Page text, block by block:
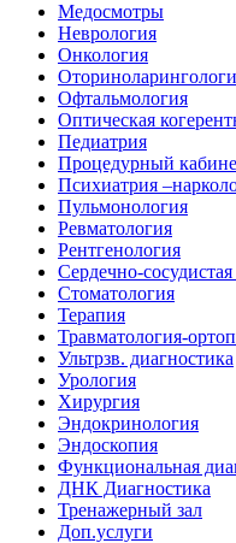
Медосмотры
Неврология
Онкология
Офтальмология
Оптическая
Педиатрия
Процедурный
Психиатрия
Пульмонология
Ревматология
Рентгенология
Сердечно-
Стоматология
Терапия
Травматология-
Ультрзв. диагностика
Урология
Хирургия
Эндокринология
Эндоскопия
Функциональная
ДНК Диагностика
Тренажерный зал
Доп.услуги